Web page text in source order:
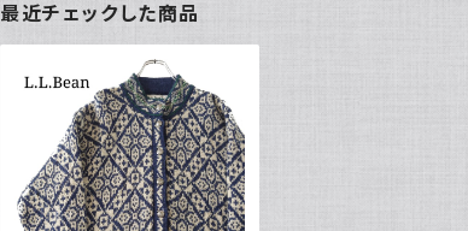
最近チェックした商品